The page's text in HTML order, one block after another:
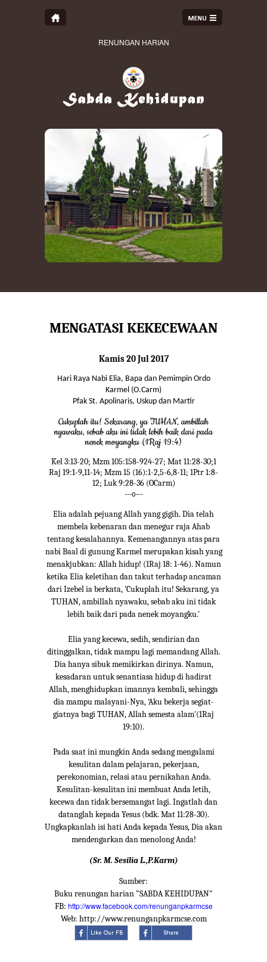
RENUNGAN HARIAN
MENGATASI KEKECEWAAN
Kamis 20 Jul 2017
Hari Raya Nabi Elia, Bapa dan Pemimpin Ordo
Karmel (O.Carm)
Pfak St. Apolinaris, Uskup dan Martir
Cukuplah itu! Sekarang, ya TUHAN, ambillah
nyawaku, sebab aku ini tidak lebih baik dari pada
nenek moyangku (1Raj 19:4)
Kel 3:13-20; Mzm 105:158-924-27; Mat 11:28-30;1
Raj 19:1-9,11-14; Mzm 15 (16):1-2,5-6,8-11; 1Ptr 1:8-
12; Luk 9:28-36 (OCarm)
---o---
Elia adalah pejuang Allah yang gigih. Dia telah
membela kebenaran dan menegur raja Ahab
tentang kesalahannya. Kemenangannya atas para
nabi Baal di gunung Karmel merupakan kisah yang
menakjubkan: Allah hidup! (1Raj 18: 1-46). Namun
ketika Elia keletihan dan takut terhadap ancaman
dari Izebel ia berkata, 'Cukuplah itu! Sekarang, ya
TUHAN, ambillah nyawaku, sebab aku ini tidak
lebih baik dari pada nenek moyangku.'
Elia yang kecewa, sedih, sendirian dan
ditinggalkan, tidak mampu lagi memandang Allah.
Dia hanya sibuk memikirkan dirinya. Namun,
kesadaran untuk senantiasa hidup di hadirat
Allah, menghidupkan imannya kembali, sehingga
dia mampu malayani-Nya, 'Aku bekerja segiat-
giatnya bagi TUHAN, Allah semesta alam'(1Raj
19:10).
Pada saat ini mungkin Anda sedang mengalami
kesulitan dalam pelajaran, pekerjaan,
perekonomian, relasi atau pernikahan Anda.
Kesulitan-kesulitan ini membuat Anda letih,
kecewa dan tidak bersemangat lagi. Ingatlah dan
datanglah kepada Yesus (bdk. Mat 11:28-30).
Ungkapkanlah isi hati Anda kepada Yesus, Dia akan
mendengarkan dan menolong Anda!
(Sr. M. Sesilia L.,P.Karm)
Sumber:
Buku renungan harian "SABDA KEHIDUPAN"
FB: http://www.facebook.com/renunganpkarmcse
Web: http://www.renunganpkarmcse.com